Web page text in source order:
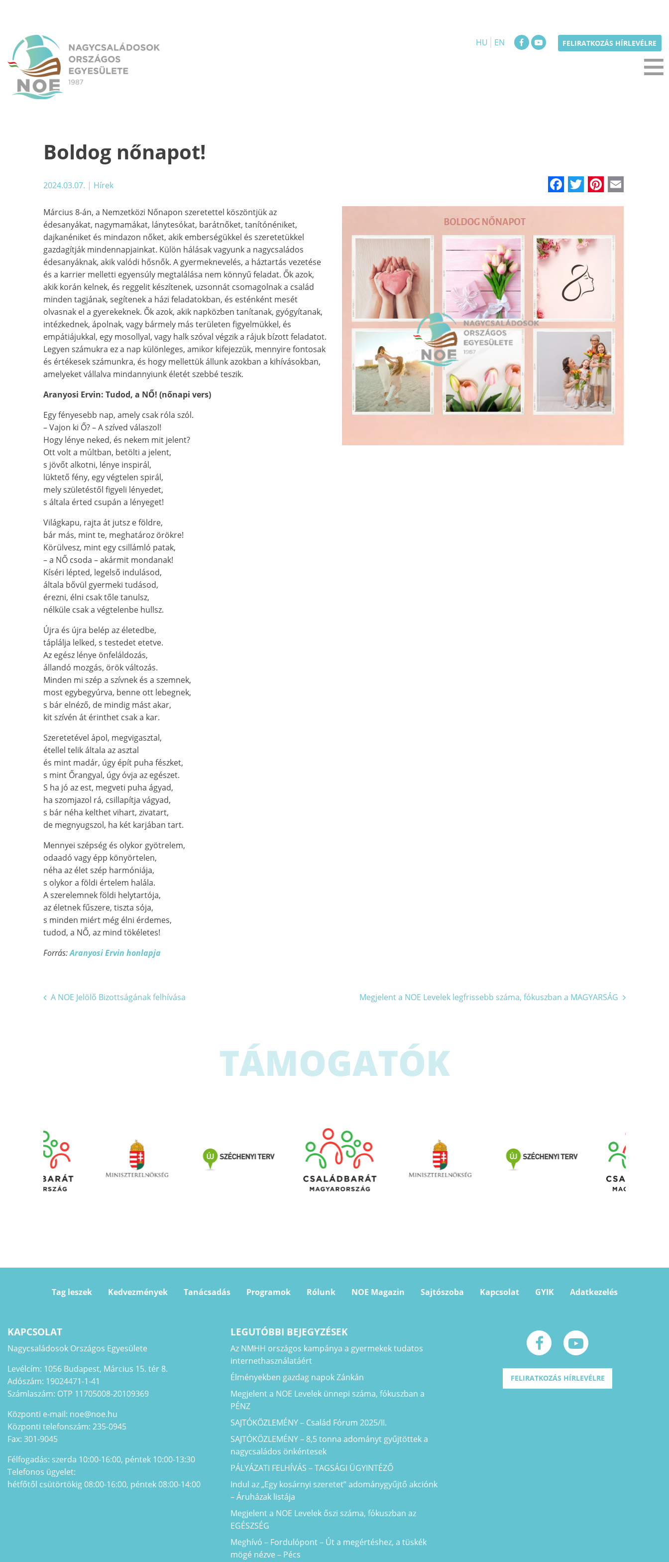
HU EN FELIRATKOZÁS HÍRLEVÉLRE
≡
Boldog nőnapot!
2024.03.07. | Hírek Facebook
Twitter
Március 8-án, a Nemzetközi Nőnapon szeretettel köszöntjük az
édesanyákat, nagymamákat, lánytesókat, barátnőket, tanítónéniket,
dajkanéniket és mindazon nőket, akik emberségükkel és szeretetükkel
gazdagítják mindennapjainkat. Külön hálásak vagyunk a nagycsaládos
édesanyáknak, akik valódi hősnők. A gyermeknevelés, a háztartás vezetése
és a karrier melletti egyensúly megtalálása nem könnyű feladat. Ők azok,
akik korán kelnek, és reggelit készítenek, uzsonnát csomagolnak a család
minden tagjának, segítenek a házi feladatokban, és esténként mesét
olvasnak el a gyerekeknek. Ők azok, akik napközben tanítanak, gyógyítanak,
intézkednek, ápolnak, vagy bármely más területen figyelmükkel, és
empátiájukkal, egy mosollyal, vagy halk szóval végzik a rájuk bízott feladatot.
Legyen számukra ez a nap különleges, amikor kifejezzük, mennyire fontosak
és értékesek számunkra, és hogy mellettük állunk azokban a kihívásokban,
amelyeket vállalva mindannyiunk életét szebbé teszik.
Aranyosi Ervin: Tudod, a NŐ! (nőnapi vers)
Egy fényesebb nap, amely csak róla szól.
– Vajon ki Ő? – A szíved válaszol!
Hogy lénye neked, és nekem mit jelent?
Ott volt a múltban, betölti a jelent,
s jövőt alkotni, lénye inspirál,
lüktető fény, egy végtelen spirál,
mely születéstől figyeli lényedet,
s általa érted csupán a lényeget!
Világkapu, rajta át jutsz e földre,
bár más, mint te, meghatároz örökre!
Körülvesz, mint egy csillámló patak,
– a NŐ csoda – akármit mondanak!
Kíséri lépted, legelső indulásod,
általa bővül gyermeki tudásod,
érezni, élni csak tőle tanulsz,
nélküle csak a végtelenbe hullsz.
Újra és újra belép az életedbe,
táplálja lelked, s testedet etetve.
Az egész lénye önfeláldozás,
állandó mozgás, örök változás.
Minden mi szép a szívnek és a szemnek,
most egybegyúrva, benne ott lebegnek,
s bár elnéző, de mindig mást akar,
kit szívén át érinthet csak a kar.
Szeretetével ápol, megvigasztal,
étellel telik általa az asztal
és mint madár, úgy épít puha fészket,
s mint Őrangyal, úgy óvja az egészet.
S ha jó az est, megveti puha ágyad,
ha szomjazol rá, csillapítja vágyad,
s bár néha kelthet vihart, zivatart,
de megnyugszol, ha két karjában tart.
Mennyei szépség és olykor gyötrelem,
odaadó vagy épp könyörtelen,
néha az élet szép harmóniája,
s olykor a földi értelem halála.
A szerelemnek földi helytartója,
az életnek fűszere, tiszta sója,
s minden miért még élni érdemes,
tudod, a NŐ, az mind tökéletes!
Forrás:Aranyosi Ervin honlapja
Bejegyzés
A NOE Jelölő Bizottságának felhívása Megjelent a NOE Levelek legfrissebb száma, fókuszban a MAGYARSÁG
TÁMOGATÓK
Tag leszek Kedvezmények Tanácsadás Programok Rólunk NOE Magazin Sajtószoba Kapcsolat GYIK Adatkezelés
KAPCSOLAT
Nagycsaládosok Országos Egyesülete
Levélcím: 1056 Budapest, Március 15. tér 8.
Adószám: 19024471-1-41
Számlaszám: OTP 11705008-20109369
Központi e-mail: noe@noe.hu
Központi telefonszám: 235-0945
Fax: 301-9045
Félfogadás: szerda 10:00-16:00, péntek 10:00-13:30
Telefonos ügyelet:
hétfőtől csütörtökig 08:00-16:00, péntek 08:00-14:00
LEGUTÓBBI BEJEGYZÉSEK
Az NMHH országos kampánya a gyermekek tudatos
internethasználatáért
Élményekben gazdag napok Zánkán
Megjelent a NOE Levelek ünnepi száma, fókuszban a
PÉNZ
SAJTÓKÖZLEMÉNY – Család Fórum 2025/II.
SAJTÓKÖZLEMÉNY – 8,5 tonna adományt gyűjtöttek a
nagycsaládos önkéntesek
PÁLYÁZATI FELHÍVÁS – TAGSÁGI ÜGYINTÉZŐ
Indul az „Egy kosárnyi szeretet” adománygyűjtő akciónk
– Áruházak listája
Megjelent a NOE Levelek őszi száma, fókuszban az
EGÉSZSÉG
Meghívó – Fordulópont – Út a megértéshez, a tüskék
mögé nézve – Pécs
FELIRATKOZÁS HÍRLEVÉLRE